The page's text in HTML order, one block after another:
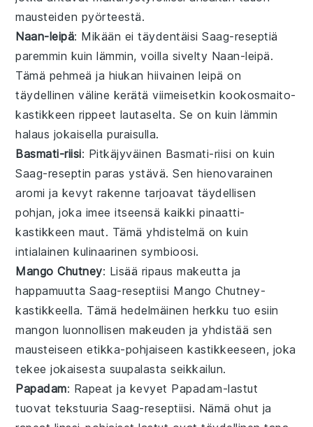
mausteiden pyörteestä.
Naan-leipä: Mikään ei täydentäisiSaag-reseptiä
paremmin kuin lämmin, voilla sivelty Naan-leipä.
Tämä pehmeä ja hiukan hiivainen leipä on
täydellinen väline kerätä viimeisetkin kookosmaito-
kastikkeen rippeet lautaselta. Se on kuin lämmin
halaus jokaisella puraisulla.
Basmati-riisi: Pitkäjyväinen Basmati-riisi on kuin
Saag-reseptin paras ystävä. Sen hienovarainen
aromi ja kevyt rakenne tarjoavat täydellisen
pohjan, joka imee itseensä kaikkipinaatti-
kastikkeen maut. Tämä yhdistelmä on kuin
intialainen kulinaarinen symbioosi.
Mango Chutney: Lisää ripaus makeutta ja
happamuuttaSaag-reseptiisi Mango Chutney-
kastikkeella. Tämä hedelmäinen herkku tuo esiin
mangon luonnollisen makeuden ja yhdistää sen
mausteiseenetikka-pohjaiseen kastikkeeseen, joka
tekee jokaisesta suupalasta seikkailun.
Papadam: Rapeat ja kevyet Papadam-lastut
tuovat tekstuuriaSaag-reseptiisi. Nämä ohut ja